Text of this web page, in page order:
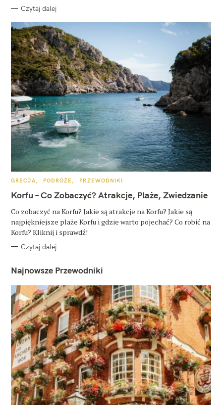
Czytaj dalej
K
T
E
O
R
I
GRECJA PODRÓŻE PRZEWODNIKI
Korfu – Co Zobaczyć? Atrakcje, Plaże, Zwiedzanie
Co zobaczyć na Korfu? Jakie są atrakcje na Korfu? Jakie są
najpiękniejsze plaże Korfu i gdzie warto pojechać? Co robić na
Korfu? Kliknij i sprawdź!
Czytaj dalej
Najnowsze Przewodniki